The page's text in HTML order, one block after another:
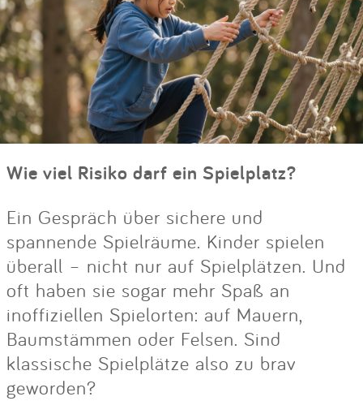
Wie viel Risiko darf ein Spielplatz?
Ein Gespräch über sichere und
spannende Spielräume. Kinder spielen
überall – nicht nur auf Spielplätzen. Und
oft haben sie sogar mehr Spaß an
inoffiziellen Spielorten: auf Mauern,
Baumstämmen oder Felsen. Sind
klassische Spielplätze also zu brav
geworden?